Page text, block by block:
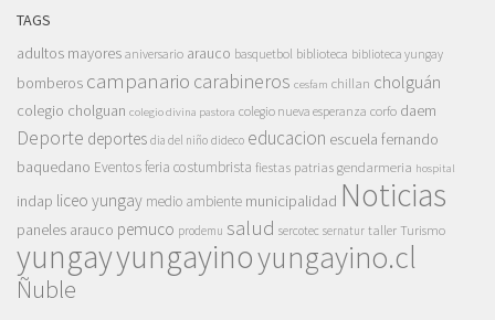
TAGS
adultos mayores aniversario arauco basquetbol biblioteca biblioteca yungay
bomberos campanario carabineros cesfam chillan cholguán
colegio cholguan colegio divina pastora colegio nueva esperanza corfo daem
Deporte deportes dia del niño dideco educacion escuela fernando
baquedano Eventosferia costumbrista fiestas patrias gendarmeria hospital
indap liceo yungay medio ambiente municipalidad Noticias
paneles arauco pemuco prodemu salud sercotec sernatur taller Turismo
yungayyungayinoyungayino.cl
Ñuble